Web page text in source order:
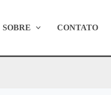
SOBRE CONTATO